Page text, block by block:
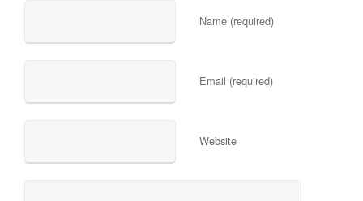
Name (required)
Email (required)
Website